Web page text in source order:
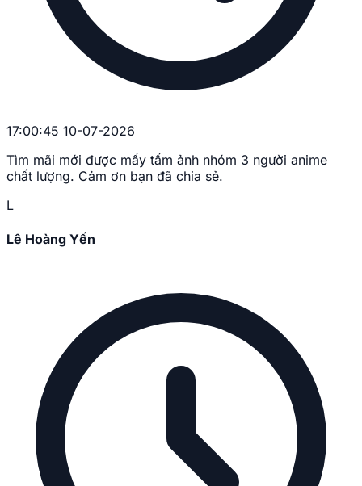
17:00:45 10-07-2026
Tìm mãi mới được mấy tấm ảnh nhóm 3 người anime
chất lượng. Cảm ơn bạn đã chia sẻ.
L
Lê Hoàng Yến